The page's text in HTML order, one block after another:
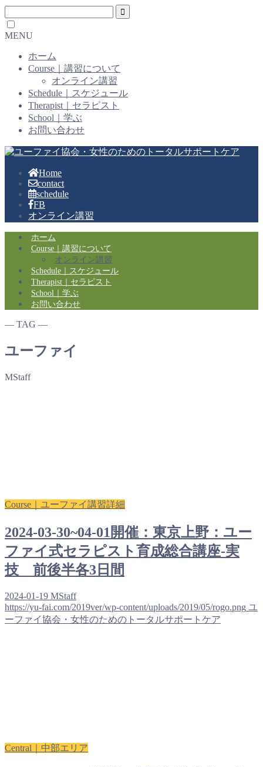
MENU
ホーム
Course｜講習について
オンライン講習
Schedule｜スケジュール
Therapist｜セラピスト
School｜学ぶ
お問い合わせ
Home
contact
schedule
FB
オンライン講習
ホーム
Course｜講習について
オンライン講習
Schedule｜スケジュール
Therapist｜セラピスト
School｜学ぶ
お問い合わせ
― TAG ―
ユーファイ
MStaff
Course｜ユーファイ講習詳細
2024-03-30~04-01開催：東京上野：ユー
ファイ式セラピスト育成総合講座-実
技 前後半各3日間
2024-01-19 MStaff
https://yu-fai.com/2019ver/wp-content/uploads/2019/05/rogo.png ユ
ーファイ協会・女性のためのトータルサポートケア
Central｜中部エリア